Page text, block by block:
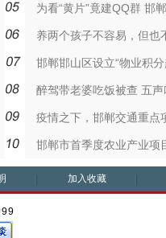
为看“黄片”竟建QQ群 邯
养两个孩子不容易，但也
邯郸邯山区设立“物业积分
醉驾带老婆吃饭被查 五
疫情之下，邯郸交通重点
邯郸市首季度农业产业项
加入收藏